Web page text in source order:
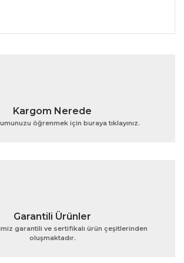
bilgisi, resim, ürün açıklamalarında ve
eksik bilgiler bulunuyor.
Gönder
Kargom Nerede
öğrenmek için buraya tıklayınız.
Garantili Ürünler
garantili ve sertifikalı ürün çeşitlerinden
oluşmaktadır.